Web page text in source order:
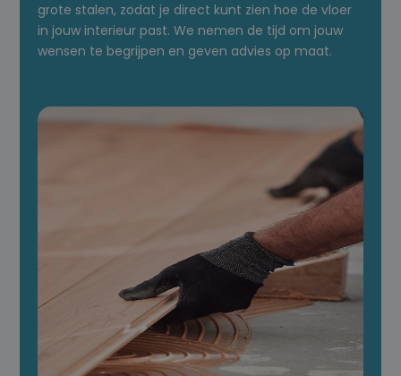
grote stalen, zodat je direct kunt zien hoe de vloer
in jouw interieur past. We nemen de tijd om jouw
wensen te begrijpen en geven advies op maat.